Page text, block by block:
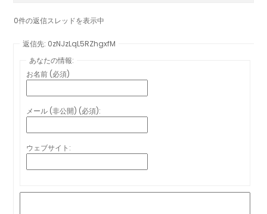
0件の返信スレッドを表示中
返信先: 0zNJzLqL5RZhgxfM
あなたの情報:
お名前 (必須)
メール (非公開) (必須):
ウェブサイト: